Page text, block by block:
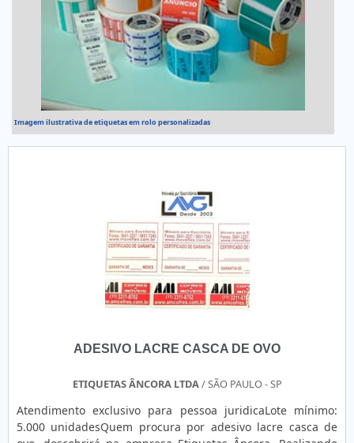
Imagem ilustrativa de etiquetas em rolo personalizadas
ADESIVO LACRE CASCA DE OVO
ETIQUETAS ÂNCORA LTDA/ SÃO PAULO - SP
Atendimento exclusivo para pessoa juridicaLote mínimo:
5.000 unidadesQuem procura por adesivo lacre casca de